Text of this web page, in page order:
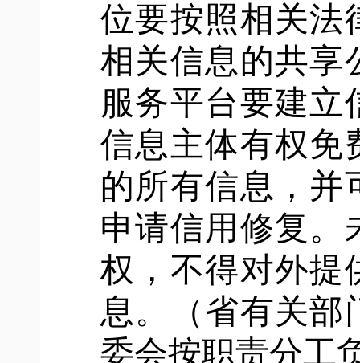
位要按照相关法
相关信息的共享
服务平台要建立
信息主体有权免
的所有信息，并
申请信用修复。
权，不得对外提
息。（省有关部
委会按职责分工